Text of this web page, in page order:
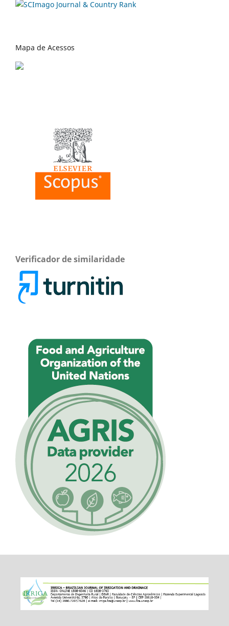
Mapa de Acessos
Verificador de similaridade